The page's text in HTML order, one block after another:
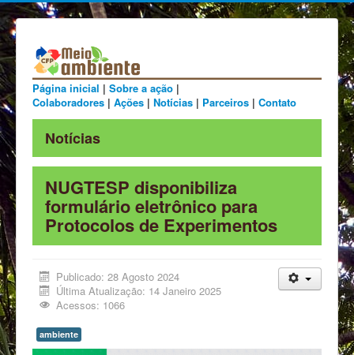
Página inicial | Sobre a ação |
Colaboradores | Ações | Notícias | Parceiros | Contato
Notícias
NUGTESP disponibiliza
formulário eletrônico para
Protocolos de Experimentos
Publicado: 28 Agosto 2024
Última Atualização: 14 Janeiro 2025
Acessos: 1066
ambiente